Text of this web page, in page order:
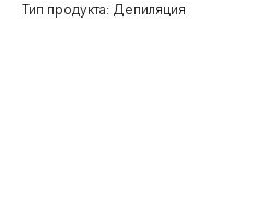
Тип продукта: Депиляция